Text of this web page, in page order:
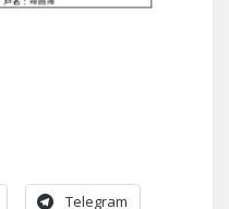
Telegram